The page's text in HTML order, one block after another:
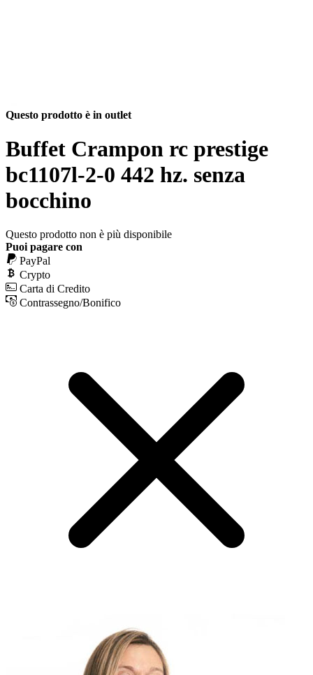
Questo prodotto è in outlet
Buffet Crampon rc prestige
bc1107l-2-0 442 hz. senza
bocchino
Questo prodotto non è più disponibile
Puoi pagare con
PayPal
Crypto
Carta di Credito
Contrassegno/Bonifico